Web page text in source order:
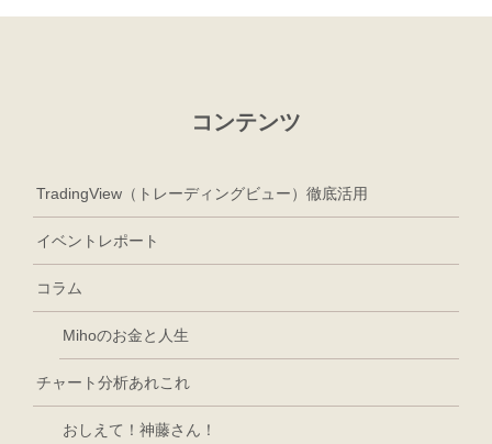
コンテンツ
TradingView（トレーディングビュー）徹底活用
イベントレポート
コラム
Mihoのお金と人生
チャート分析あれこれ
おしえて！神藤さん！